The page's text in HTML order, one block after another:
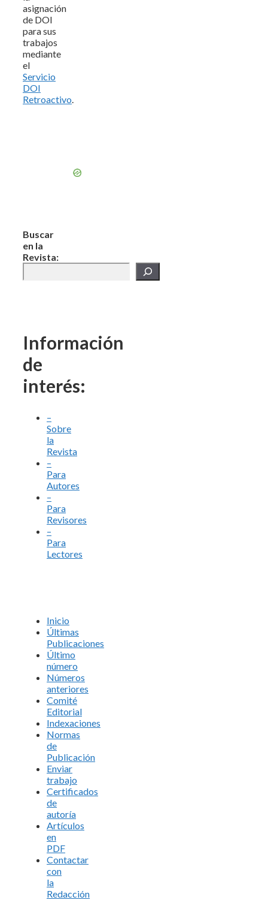
asignación
de DOI
para sus
trabajos
mediante
el
Servicio
DOI
Retroactivo.
Buscar
en la
Revista:
Información
de
interés:
–
Sobre
la
Revista
–
Para
Autores
–
Para
Revisores
–
Para
Lectores
Inicio
Últimas
Publicaciones
Último
número
Números
anteriores
Comité
Editorial
Indexaciones
Normas
de
Publicación
Enviar
trabajo
Certificados
de
autoría
Artículos
en
PDF
Contactar
con
la
Redacción